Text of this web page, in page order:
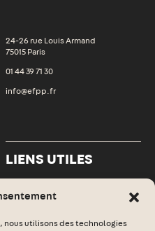
nous utilisons des technologies
24-26 rue Louis Armand
75015 Paris
01 44 39 71 30
info@efpp.fr
LIENS UTILES